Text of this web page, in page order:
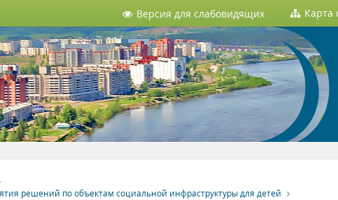
Версия для слабовидящих Карта
решений по объектам социальной инфраструктуры для детей